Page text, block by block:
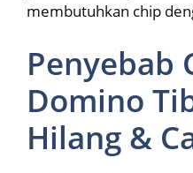
membutuhkan chip
Penyebab
Domino
Hilang &